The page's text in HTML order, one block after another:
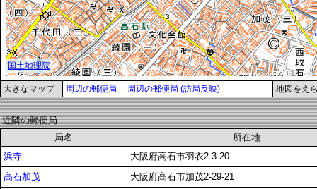
大きなマップ 周辺の郵便局 周辺の郵便局 (訪局反映) 地図をえ
近隣の郵便局
局名
所在地
浜寺
大阪府高石市羽衣2-3-20
高石加茂
大阪府高石市加茂2-29-21